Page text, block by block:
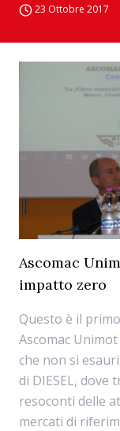
23 Ottobre 2017
Ascomac
impatto zero
Questo è il
Ascomac
che non si
di DIESEL,
resoconti delle
mercati di